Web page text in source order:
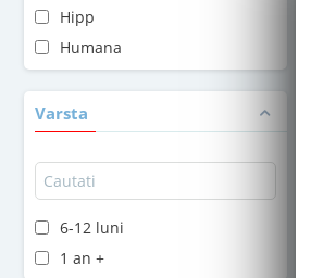
Hipp
Humana
Varsta
6-12 luni
1 an +